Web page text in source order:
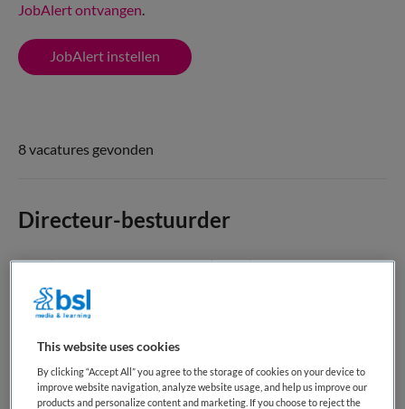
JobAlert ontvangen.
JobAlert instellen
8 vacatures gevonden
Directeur-bestuurder
Kinderopvang Zeeuws-Vlaanderen,Terneuzen
WO
Fulltime
Vaste aanstelling
This website uses cookies
By clicking “Accept All” you agree to the storage of cookies on your device to
improve website navigation, analyze website usage, and help us improve our
products and personalize content and marketing. If you choose to reject the